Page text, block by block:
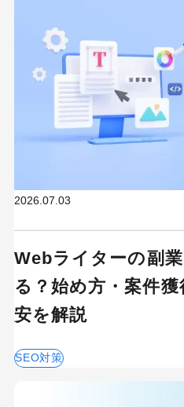
2026.07.03
Webライターの副
る？始め方・案件獲
安を解説
SEO対策